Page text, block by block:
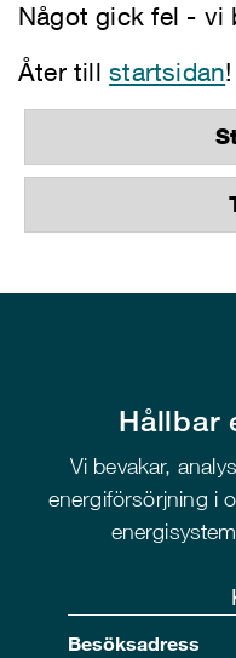
Något gick fel - vi
Åter tillstartsidan!
Hållbar
Vi bevakar,
energiförsörjning i
Besöksadress